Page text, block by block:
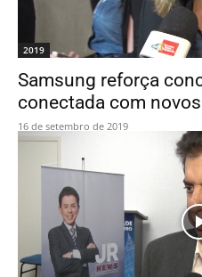
2019
Samsung reforça
conectada com
16 de setembro de 2019